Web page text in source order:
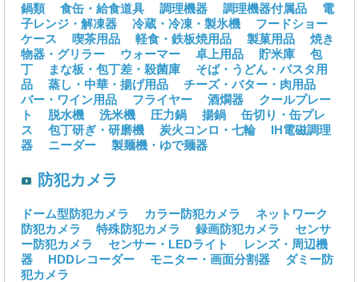
鍋類 食缶・給食道具 調理機器 調理機器付属品
電
子レンジ・解凍器
冷蔵・冷凍・製氷機
フードショー
ケース
喫茶用品 軽食・鉄板焼用品 製菓用品
焼き
物器・グリラー
ウォーマー 卓上用品 貯米庫
包
丁
まな板・包丁差・殺菌庫
そば・うどん・パスタ用
品
蒸し・中華・揚げ用品
チーズ・バター・肉用品
バー・ワイン用品
フライヤー 酒燗器
クールプレー
ト
脱水機 洗米機 圧力鍋 揚鍋
缶切り・缶プレ
ス
包丁研ぎ・研磨機 炭火コンロ・七輪
IH電磁調理
器
ニーダー 製麺機・ゆで麺器
防犯カメラ
ドーム型防犯カメラ カラー防犯カメラ
ネットワーク
防犯カメラ
特殊防犯カメラ 録画防犯カメラ
センサ
ー防犯カメラ
センサー・LEDライト
レンズ・周辺機
器
HDDレコーダー モニター・画面分割器
ダミー防
犯カメラ